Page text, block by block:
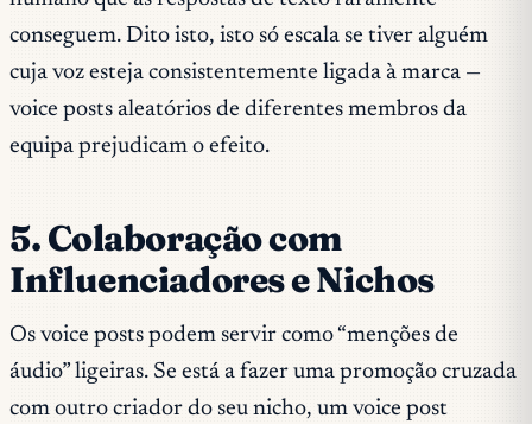
conseguem. Dito isto, isto só escala se tiver alguém
cuja voz esteja consistentemente ligada à marca —
voice posts aleatórios de diferentes membros da
equipa prejudicam o efeito.
5. Colaboração com
Influenciadores e Nichos
Os voice posts podem servir como “menções de
áudio” ligeiras. Se está a fazer uma promoção cruzada
com outro criador do seu nicho, um voice post